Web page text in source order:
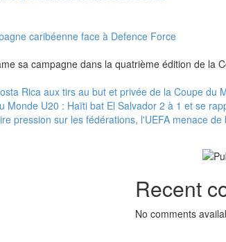
caribéenne face à Defence Force
sa campagne dans la quatrième édition de la
Rica aux tirs au but et privée de la Coupe du
Monde U20 : Haïti bat El Salvador 2 à 1 et se
pression sur les fédérations, l'UEFA menace
Recent
No comments